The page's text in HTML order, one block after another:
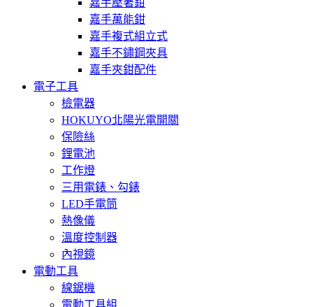
嘉手萬能鉗
嘉手複式組立式
嘉手不鏽鋼夾具
嘉手夾鉗配件
電子工具
檢電器
HOKUYO北陽光電開關
保險絲
鋰電池
工作燈
三用電錶、勾錶
LED手電筒
熱像儀
溫度控制器
內視鏡
電動工具
線鋸機
電動工具組